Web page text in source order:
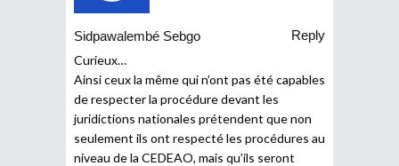
Sidpawalembé Sebgo
Reply
Curieux…
Ainsi ceux la même qui n’ont pas été capables
de respecter la procédure devant les
juridictions nationales prétendent que non
seulement ils ont respecté les procédures au
niveau de la CEDEAO, mais qu’ils seront